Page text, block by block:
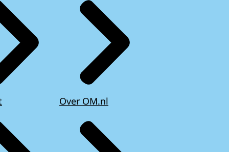
Over OM.nl